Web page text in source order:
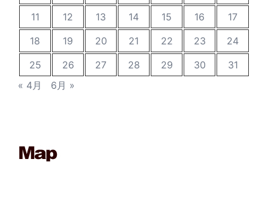
11
12 13 14 15 16
17
18
19 20 21 22 23
24
25
26 27 28 29 30
31
« 4月
6月 »